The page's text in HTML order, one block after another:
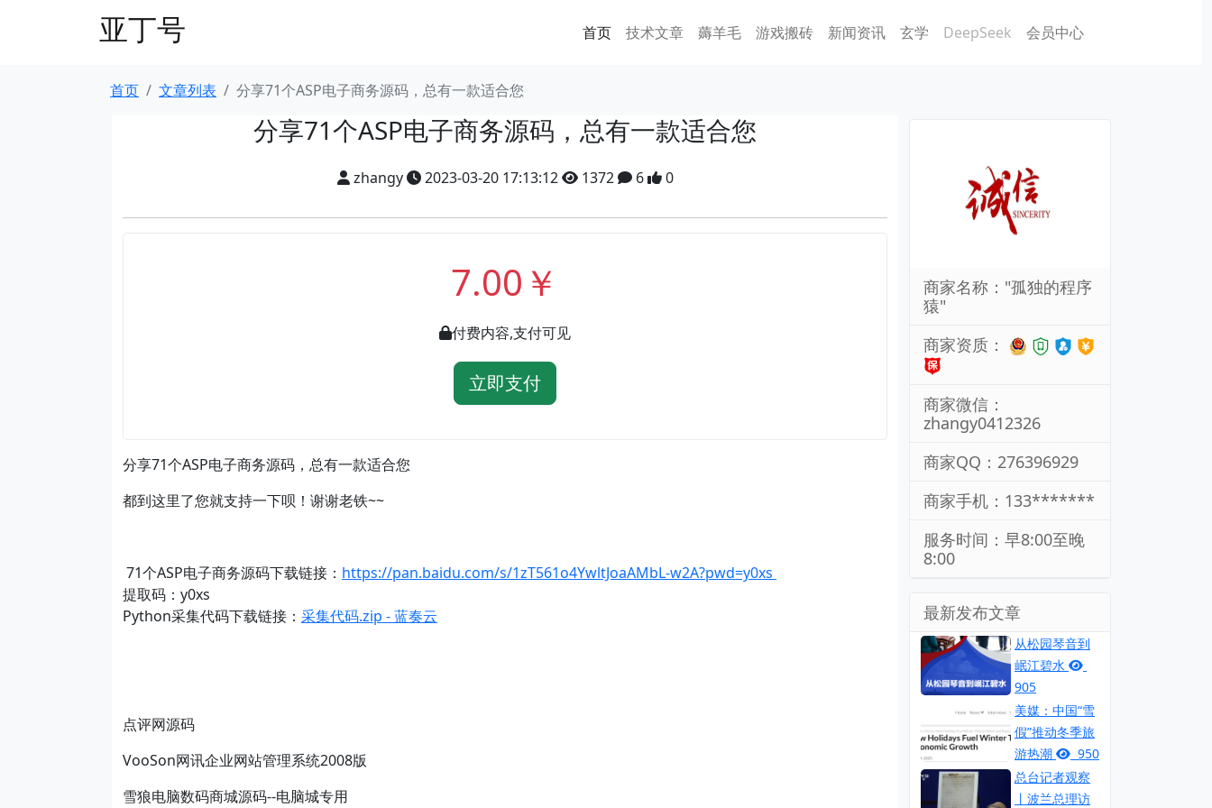
亚丁号 首页 技术文章 薅羊毛 游戏搬砖 新闻资讯 玄学 DeepSeek 会员中心
首页 文章列表 分享71个ASP电子商务源码，总有一款适合您
分享71个ASP电子商务源码，总有一款适合您
zhangy 2023-03-20 17:13:12 1372 6 0
7.00￥
付费内容,支付可见
立即支付
分享71个ASP电子商务源码，总有一款适合您
都到这里了您就支持一下呗！谢谢老铁~~
71个ASP电子商务源码下载链接： https://pan.baidu.com/s/1zT561o4YwltJoaAMbL-w2A?pwd=y0xs
提取码：y0xs
Python采集代码下载链接： 采集代码.zip - 蓝奏云
点评网源码
VooSon网讯企业网站管理系统2008版
雪狼电脑数码商城源码--电脑城专用
商家名称："孤独的程序
猿"
商家资质：
商家微信：
zhangy0412326
商家QQ：276396929
商家手机：133*******
服务时间：早8:00至晚
8:00
最新发布文章
从松园琴音到
岷江碧水
905
美媒：中国“雪
假”推动冬季旅
游热潮
950
总台记者观察
丨波兰总理访